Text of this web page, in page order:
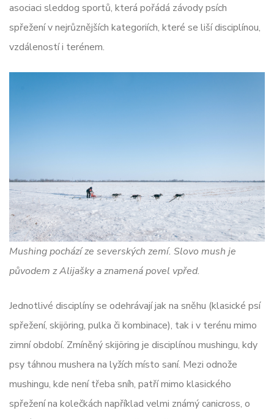
asociaci sleddog sportů, která pořádá závody psích
spřežení v nejrůznějších kategoriích, které se liší disciplínou,
vzdáleností i terénem.
Mushing pochází ze severských zemí. Slovo mush je
původem z Alijašky a znamená povel vpřed.
Jednotlivé disciplíny se odehrávají jak na sněhu (klasické psí
spřežení, skijöring, pulka či kombinace), tak i v terénu mimo
zimní období. Zmíněný skijöring je disciplínou mushingu, kdy
psy táhnou mushera na lyžích místo saní. Mezi odnože
mushingu, kde není třeba sníh, patří mimo klasického
spřežení na kolečkách například velmi známý canicross, o